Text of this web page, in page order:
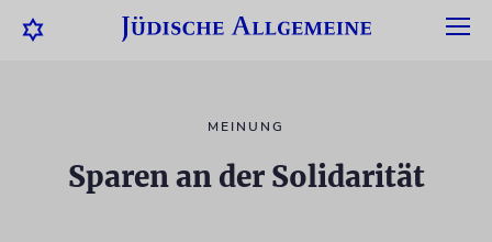
MEINUNG
Sparen an der Solidarität